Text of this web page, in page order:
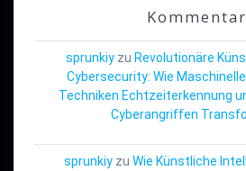
sprunkiyzu Revolutionäre
Cybersecurity: Wie
Techniken Echtzeiterkennung
Cyberangriffen
sprunkiy zu Wie Künstliche